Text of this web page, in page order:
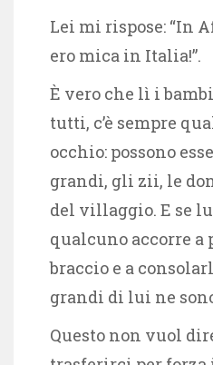
Lei mi rispose: “In
ero mica in Italia!”.
È vero che lì i
tutti, c’è sempre
occhio: possono
grandi, gli zii, le
del villaggio. E se
qualcuno accorre a
braccio e a
grandi di lui ne
Questo non vuol